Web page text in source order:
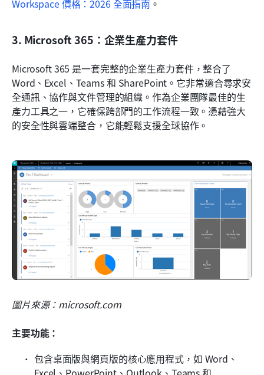
Workspace 價格：2026 全面指南 。
3. Microsoft 365：企業生產力套件
Microsoft 365 是一套完整的企業生產力套件，整合了
Word、Excel、Teams 和 SharePoint。它非常適合尋求安
全通訊、協作與文件管理的組織。作為企業團隊最佳的生
產力工具之一，它確保跨部門的工作流程一致。憑藉強大
的安全性與雲端整合，它能輕鬆支援全球協作。
圖片來源：microsoft.com
主要功能：
包含桌面版與網頁版的核心應用程式，如 Word、